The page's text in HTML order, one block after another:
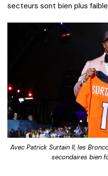
secteurs sont bien plus
Avec Patrick Surtain II, les
secondaires bien